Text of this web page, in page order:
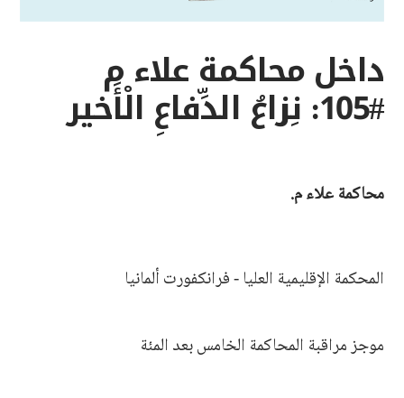
داخل محاكمة علاء م
#105: نِزاعُ الدِّفاعِ الْأَخير
محاكمة علاء م.
المحكمة الإقليمية العليا - فرانكفورت ألمانيا
موجز مراقبة المحاكمة الخامس بعد المئة